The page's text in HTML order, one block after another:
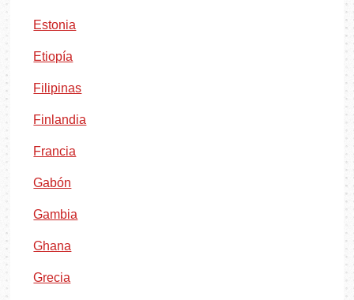
Estonia
Etiopía
Filipinas
Finlandia
Francia
Gabón
Gambia
Ghana
Grecia